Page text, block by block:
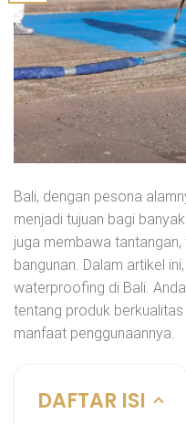
Bali, dengan pesona
menjadi tujuan bagi
juga membawa
bangunan. Dalam artikel
waterproofing di Bali.
tentang produk
manfaat penggunaannya.
DAFTAR ISI